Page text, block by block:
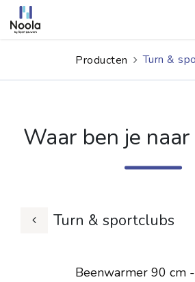
Overslaan naar inhoud
Producten Turn &
Waar ben je naar
Turn & sportclubs
Beenwarmer 90 cm